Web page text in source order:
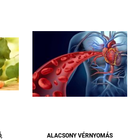
ALACSONY VÉRNYOMÁS